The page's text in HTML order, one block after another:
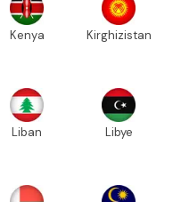
Kenya Kirghizistan
Liban Libye